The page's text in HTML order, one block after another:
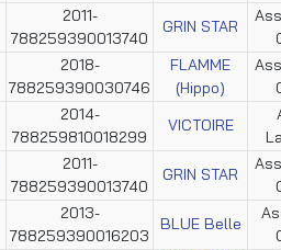
2011-
788259390013740
GRIN STAR
2018-
788259390030746
FLAMME
(Hippo)
2014-
788259810018299
VICTOIRE
2011-
788259390013740
GRIN STAR
2013-
788259390016203
BLUE Belle